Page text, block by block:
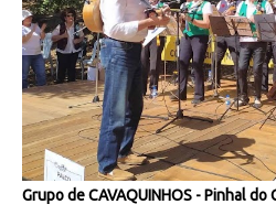
Grupo de CAVAQUINHOS - Pinhal do